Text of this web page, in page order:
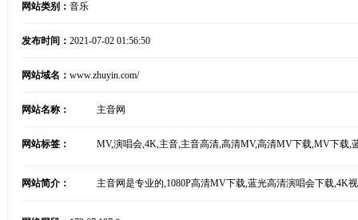
网站类别： 音乐
发布时间： 2021-07-02 01:56:50
网站域名： www.zhuyin.com/
网站名称： 主音网
网站标签： MV,演唱会,4K,主音,主音高清,高清MV,高清MV下载,MV下载,
网站简介： 主音网是专业的,1080P高清MV下载,蓝光高清演唱会下载,4K